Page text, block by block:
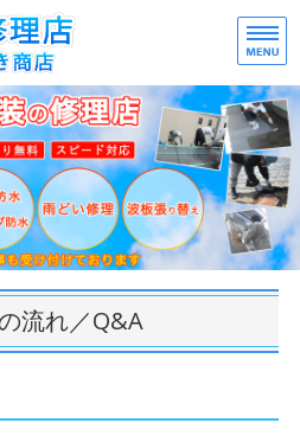
大
大
流れ／Q&A